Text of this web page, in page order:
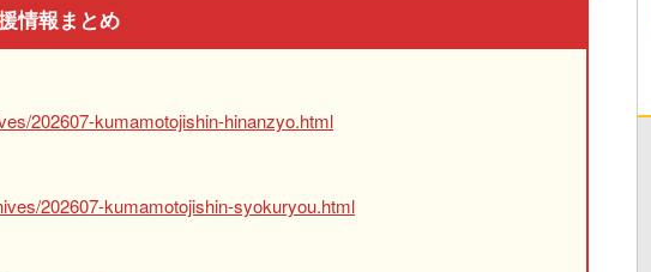
情報まとめ
202607-kumamotojishin-hinanzyo.html
202607-kumamotojishin-syokuryou.html